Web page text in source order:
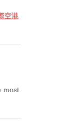
空港
most